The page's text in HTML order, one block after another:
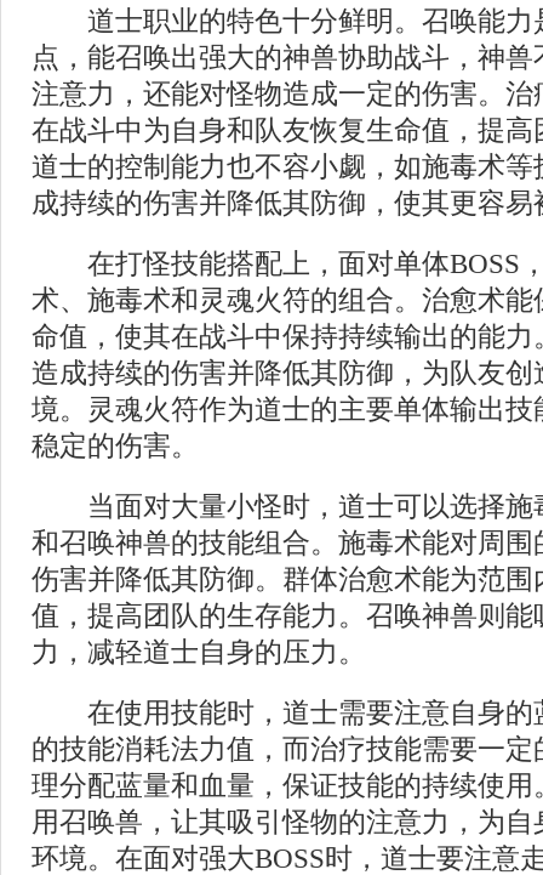
道士职业的特色十分鲜明。召唤能力
点，能召唤出强大的神兽协助战斗，神
注意力，还能对怪物造成一定的伤害。
在战斗中为自身和队友恢复生命值，提
道士的控制能力也不容小觑，如施毒术
成持续的伤害并降低其防御，使其更容易
在打怪技能搭配上，面对单体BOSS
术、施毒术和灵魂火符的组合。治愈术
命值，使其在战斗中保持持续输出的能力
造成持续的伤害并降低其防御，为队友
境。灵魂火符作为道士的主要单体输出技
稳定的伤害。
当面对大量小怪时，道士可以选择施
和召唤神兽的技能组合。施毒术能对周
伤害并降低其防御。群体治愈术能为范
值，提高团队的生存能力。召唤神兽则
力，减轻道士自身的压力。
在使用技能时，道士需要注意自身的
的技能消耗法力值，而治疗技能需要一
理分配蓝量和血量，保证技能的持续使
用召唤兽，让其吸引怪物的注意力，为
环境。在面对强大BOSS时，道士要注意